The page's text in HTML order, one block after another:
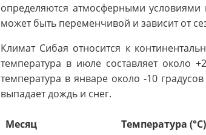
определяются атмосферными
может быть переменчивой и зависит от
Климат Сибая относится к
температура в июле составляет около
температура в январе около -10
выпадает дождь и снег.
Месяц Температура (°C)